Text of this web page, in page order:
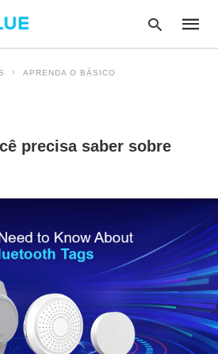
enter:
APRENDA O BÁSICO
precisa saber sobre